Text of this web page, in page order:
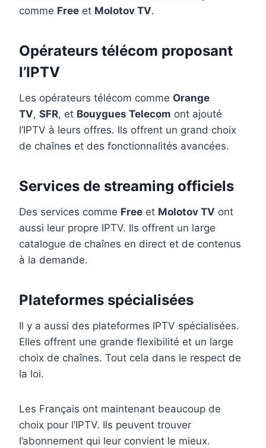
comme Free et Molotov TV.
Opérateurs télécom proposant
l’IPTV
Les opérateurs télécom comme Orange
TV, SFR, et Bouygues Telecom ont ajouté
l’IPTV à leurs offres. Ils offrent un grand choix
de chaînes et des fonctionnalités avancées.
Services de streaming officiels
Des services comme Free et Molotov TV ont
aussi leur propre IPTV. Ils offrent un large
catalogue de chaînes en direct et de contenus
à la demande.
Plateformes spécialisées
Il y a aussi des plateformes IPTV spécialisées.
Elles offrent une grande flexibilité et un large
choix de chaînes. Tout cela dans le respect de
la loi.
Les Français ont maintenant beaucoup de
choix pour l’IPTV. Ils peuvent trouver
l’abonnement qui leur convient le mieux.